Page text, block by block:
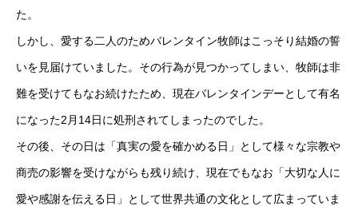
た。
しかし、愛する二人のためバレンタイン牧師はこっそり結婚の誓
いを見届けていました。その行為が見つかってしまい、牧師は非
難を受けてもなお続けたため、現在バレンタインデーとして有名
になった2月14日に処刑されてしまったのでした。
その後、その日は「真実の愛を確かめる日」として様々な宗教や
商売の影響を受けながらも残り続け、現在でもなお「大切な人に
愛や感謝を伝える日」として世界共通の文化として広まっていま